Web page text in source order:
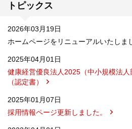
トピックス
2026年03月19日
ホームページをリニューアルいたしま
2025年04月01日
健康経営優良法人2025（中小規模法人
（認定書）
2025年01月07日
採用情報ページ更新しました。